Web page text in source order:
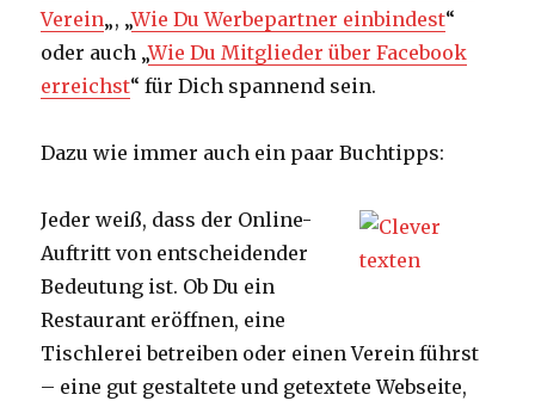
Verein„, „Wie Du Werbepartner einbindest“
oder auch „Wie Du Mitglieder über Facebook
erreichst“ für Dich spannend sein.
Dazu wie immer auch ein paar Buchtipps:
Jeder weiß, dass der Online-
Auftritt von entscheidender
Bedeutung ist. Ob Du ein
Restaurant eröffnen, eine
Tischlerei betreiben oder einen Verein führst
– eine gut gestaltete und getextete Webseite,